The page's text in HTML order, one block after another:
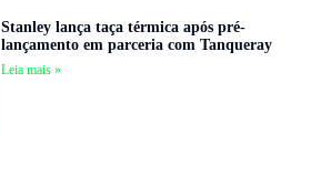
Stanley lança taça térmica após pré-
lançamento em parceria com Tanqueray
Leia mais »